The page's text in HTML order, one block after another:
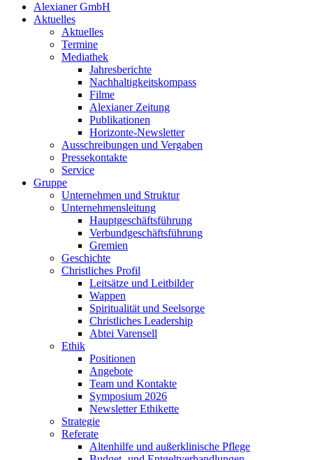
Alexianer GmbH
Aktuelles
Aktuelles
Termine
Mediathek
Jahresberichte
Nachhaltigkeitskompass
Filme
Alexianer Zeitung
Publikationen
Horizonte-Newsletter
Ausschreibungen und Vergaben
Pressekontakte
Service
Gruppe
Unternehmen und Struktur
Unternehmensleitung
Hauptgeschäftsführung
Verbundgeschäftsführung
Gremien
Geschichte
Christliches Profil
Leitsätze und Leitbilder
Wappen
Spiritualität und Seelsorge
Christliches Leadership
Abtei Varensell
Ethik
Positionen
Angebote
Team und Kontakte
Symposium 2026
Newsletter Ethikette
Strategie
Referate
Altenhilfe und außerklinische Pflege